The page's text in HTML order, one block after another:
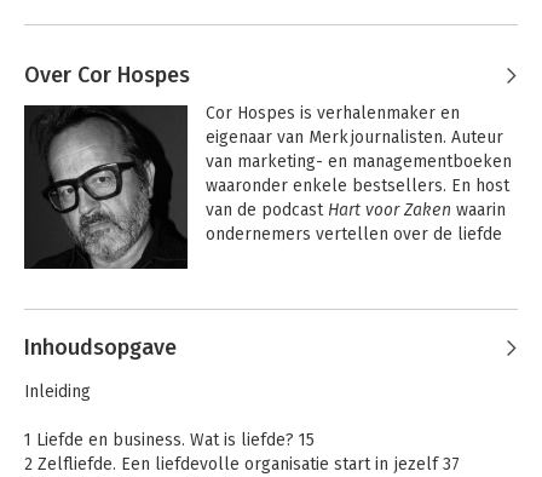
Over Cor Hospes
Cor Hospes is verhalenmaker en
eigenaar van Merkjournalisten. Auteur
van marketing- en managementboeken
waaronder enkele bestsellers. En host
van de podcast Hart voor Zaken waarin
ondernemers vertellen over de liefde
Andere boeken door Cor Hospes
Inhoudsopgave
Inleiding
1 Liefde en business. Wat is liefde? 15
2 Zelfliefde. Een liefdevolle organisatie start in jezelf 37